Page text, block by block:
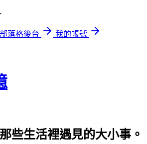
落格後台
我的帳號
些生活裡遇見的大小事。